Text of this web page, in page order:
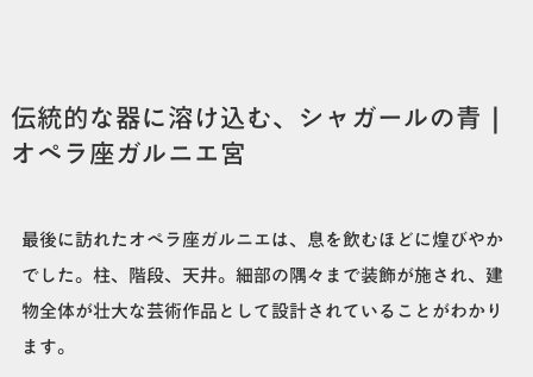
伝統的な器に溶け込む、シャガールの青｜
オペラ座ガルニエ宮
最後に訪れたオペラ座ガルニエは、息を飲むほどに煌びやか
でした。柱、階段、天井。細部の隅々まで装飾が施され、建
物全体が壮大な芸術作品として設計されていることがわかり
ます。